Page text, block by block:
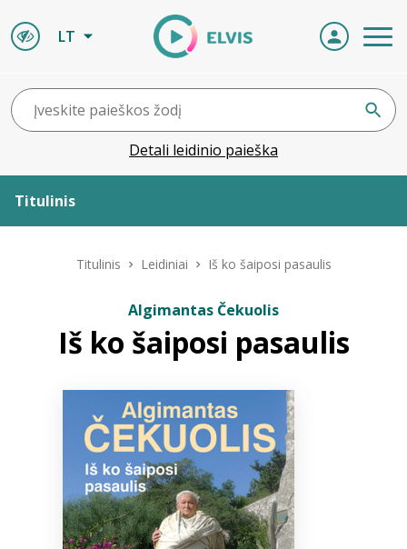
LT
Detali leidinio paieška
Titulinis
ELVIS atvyksta
Bibliotekoms
Titulinis Leidiniai Iš ko šaiposi pasaulis
Algimantas Čekuolis
Iš ko šaiposi pasaulis